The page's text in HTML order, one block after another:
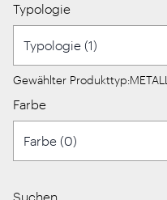
Typologie
Gewählter Produkttyp:METALL
Farbe
Suchen